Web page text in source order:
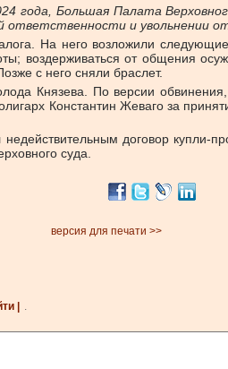
года, Большая Палата
ответственности и увольнении
На него возложили
воздерживаться от общения
с него сняли браслет.
Князева. По версии
Константин Жеваго за
договор купли-
суда.
версия для печати >>
|
.